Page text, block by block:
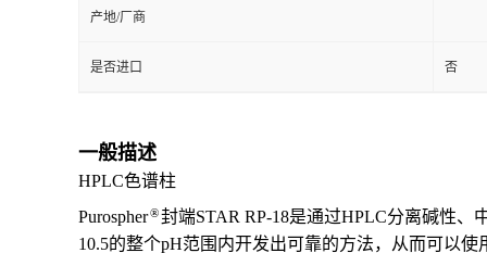
产地/厂商
是否进口 否
一般描述
HPLC色谱柱
Purospher®封端STAR RP-18是通过HPLC分离碱性、
10.5的整个pH范围内开发出可靠的方法，从而可以